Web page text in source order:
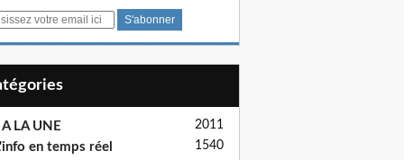
LA UNE 2011
en temps réel 1540